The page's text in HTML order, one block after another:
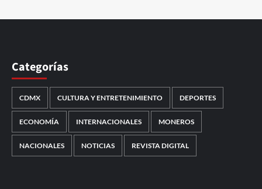
Categorías
CDMX CULTURA Y ENTRETENIMIENTO DEPORTES
ECONOMÍA INTERNACIONALES MONEROS
NACIONALES NOTICIAS REVISTA DIGITAL